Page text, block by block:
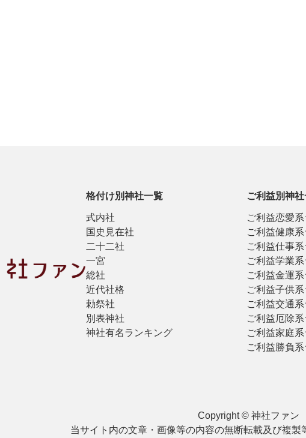
格付け別神社一覧
式内社
国史見在社
二十二社
一宮
総社
近代社格
勅祭社
別表神社
神社有名ランキング
ご利益別神
ご利益恋愛
ご利益健康
ご利益仕事
ご利益学業
ご利益金運
ご利益子供
ご利益交通
ご利益厄除
ご利益家庭
ご利益勝負
Copyright © 神社ファン
当サイト内の文章・画像等の内容の無断転載及び複製